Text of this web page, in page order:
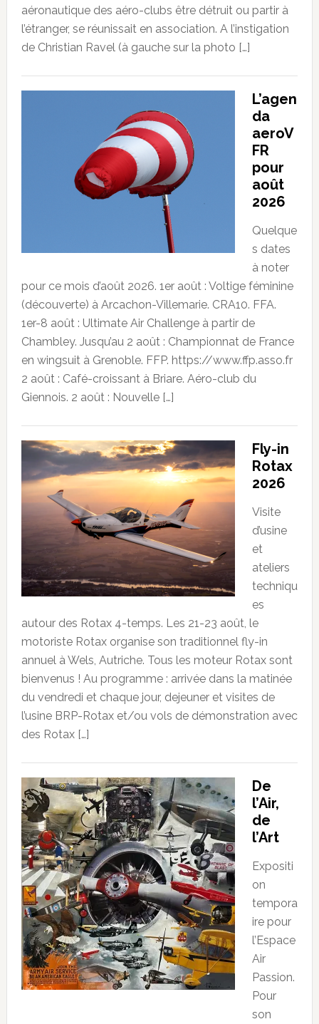
aéronautique des aéro-clubs être détruit ou partir à
l’étranger, se réunissait en association. A l’instigation
de Christian Ravel (à gauche sur la photo […]
L’agen
da
aeroV
FR
pour
août
2026
Quelque
s dates
à noter
pour ce mois d’août 2026. 1er août : Voltige féminine
(découverte) à Arcachon-Villemarie. CRA10. FFA.
1er-8 août : Ultimate Air Challenge à partir de
Chambley. Jusqu’au 2 août : Championnat de France
en wingsuit à Grenoble. FFP. https://www.ffp.asso.fr
2 août : Café-croissant à Briare. Aéro-club du
Giennois. 2 août : Nouvelle […]
Fly-in
Rotax
2026
Visite
d’usine
et
ateliers
techniqu
es
autour des Rotax 4-temps. Les 21-23 août, le
motoriste Rotax organise son traditionnel fly-in
annuel à Wels, Autriche. Tous les moteur Rotax sont
bienvenus ! Au programme : arrivée dans la matinée
du vendredi et chaque jour, dejeuner et visites de
l’usine BRP-Rotax et/ou vols de démonstration avec
des Rotax […]
De
l’Air,
de
l’Art
Expositi
on
tempora
ire pour
l’Espace
Air
Passion.
Pour
son